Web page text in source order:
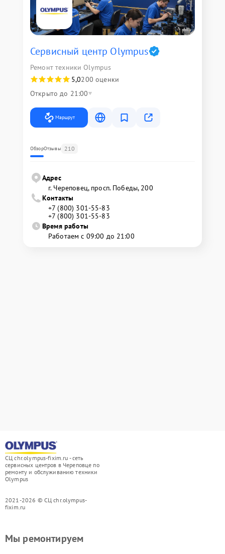
Сервисный центр Olympus
Ремонт техники Olympus
5,0200 оценки
Открыто до 21:00
Маршрут
ОбзорОтзывы 210
Адрес
г. Череповец, просп. Победы, 200
Контакты
+7 (800) 301-55-83
+7 (800) 301-55-83
Время работы
Работаем с 09:00 до 21:00
СЦ chr.olympus-fixim.ru - сеть
сервисных центров в Череповце по
ремонту и обслуживанию техники
Olympus
2021-2026 © СЦ chr.olympus-
fixim.ru
Мы ремонтируем